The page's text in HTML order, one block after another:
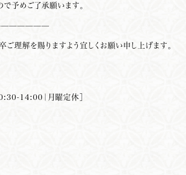
予めご了承願います。
ご理解を賜りますよう宜しくお願い申し上げます。
14:00｜月曜定休］